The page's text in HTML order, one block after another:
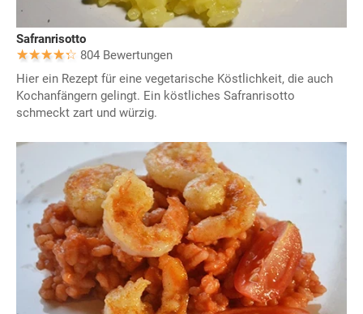
Safranrisotto
804 Bewertungen
Hier ein Rezept für eine vegetarische Köstlichkeit, die auch
Kochanfängern gelingt. Ein köstliches Safranrisotto
schmeckt zart und würzig.